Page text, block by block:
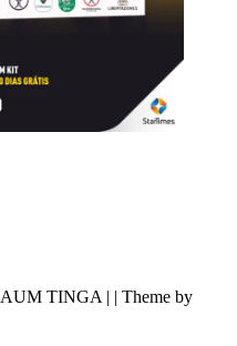
TINGA | | Theme by